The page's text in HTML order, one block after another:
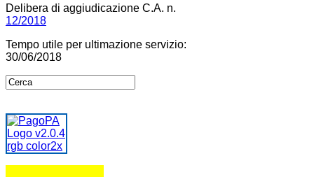
Delibera di aggiudicazione C.A. n.
12/2018
Tempo utile per ultimazione servizio:
30/06/2018